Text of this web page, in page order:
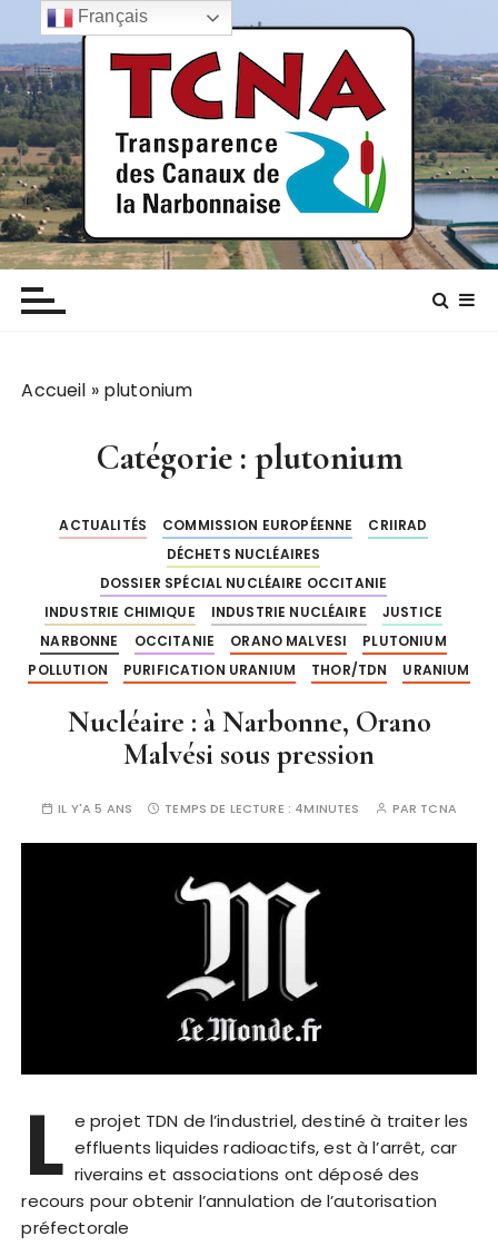
a
s
s
e
r
a
u
c
o TCNA NARBONNE
Transparence des canaux de la narbonnaise
Accueil » plutonium
Catégorie : plutonium
ACTUALITÉS COMMISSION EUROPÉENNE
CRIIRAD
DÉCHETS NUCLÉAIRES
DOSSIER SPÉCIAL NUCLÉAIRE OCCITANIE
INDUSTRIE CHIMIQUE
INDUSTRIE NUCLÉAIRE
JUSTICE
NARBONNE
OCCITANIE ORANO MALVESI
PLUTONIUM
POLLUTION
PURIFICATION URANIUM THOR/TDN URANIUM
Nucléaire : à Narbonne, Orano
Malvési sous pression
IL Y'A 5 ANS TEMPS DE LECTURE : 4MINUTES PAR TCNA
L e projet TDN de l’industriel, destiné à traiter les
effluents liquides radioactifs, est à l’arrêt, car
riverains et associations ont déposé des
recours pour obtenir l’annulation de l’autorisation
préfectorale
Français